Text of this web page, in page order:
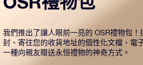
我們推出了讓人眼前一亮的 OSR禮物包
封、寄往您的收貨地址的個性化文檔、電
一種向親友贈送永恒禮物的神奇方式。